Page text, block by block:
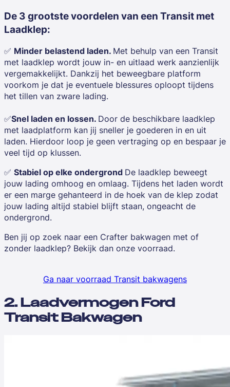
De 3 grootste voordelen van een Transit met
Laadklep:
✅ Minder belastend laden. Met behulp van een Transit
met laadklep wordt jouw in- en uitlaad werk aanzienlijk
vergemakkelijkt. Dankzij het beweegbare platform
voorkom je dat je eventuele blessures oploopt tijdens
het tillen van zware lading.
✅Snel laden en lossen. Door de beschikbare laadklep
met laadplatform kan jij sneller je goederen in en uit
laden. Hierdoor loop je geen vertraging op en bespaar je
veel tijd op klussen.
✅ Stabiel op elke ondergrond De laadklep beweegt
jouw lading omhoog en omlaag. Tijdens het laden wordt
er een marge gehanteerd in de hoek van de klep zodat
jouw lading altijd stabiel blijft staan, ongeacht de
ondergrond.
Ben jij op zoek naar een Crafter bakwagen met of
zonder laadklep? Bekijk dan onze voorraad.
Ga naar voorraad Transit bakwagens
2. Laadvermogen Ford
Transit Bakwagen